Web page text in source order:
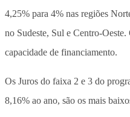
4,25% para 4% nas regiões
no Sudeste, Sul e Centro-
capacidade de financiamento.
Os Juros do faixa 2 e 3 do
8,16% ao ano, são os mais